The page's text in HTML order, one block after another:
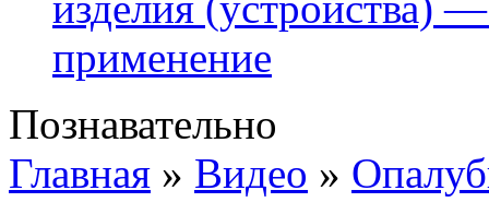
применение
Познавательно
Главная » Видео »